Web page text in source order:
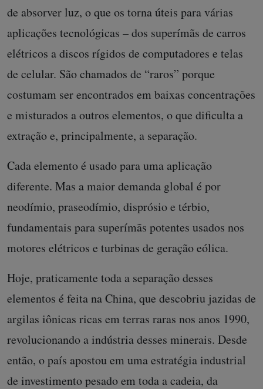
de absorver luz, o que os torna úteis para várias
aplicações tecnológicas – dos superímãs de carros
elétricos a discos rígidos de computadores e telas
de celular. São chamados de “raros” porque
costumam ser encontrados em baixas concentrações
e misturados a outros elementos, o que dificulta a
extração e, principalmente, a separação.
Cada elemento é usado para uma aplicação
diferente. Mas a maior demanda global é por
neodímio, praseodímio, disprósio e térbio,
fundamentais para superímãs potentes usados nos
motores elétricos e turbinas de geração eólica.
Hoje, praticamente toda a separação desses
elementos é feita na China, que descobriu jazidas de
argilas iônicas ricas em terras raras nos anos 1990,
revolucionando a indústria desses minerais. Desde
então, o país apostou em uma estratégia industrial
de investimento pesado em toda a cadeia, da